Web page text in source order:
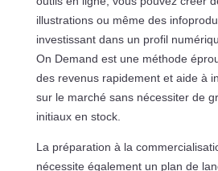
illustrations ou même des
investissant dans un profil
On Demand est une méthode
des revenus rapidement et aide à
sur le marché sans nécessiter de
initiaux en stock.
La préparation à la
nécessite également un plan de